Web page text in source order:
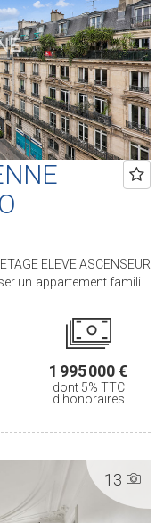
Midi - PARIS 6 Agence
6 Agence Rennes/Saint-
OFFERTE SOUS 24 H).
ELEVE ASCENSEUR
avec son parquet,
ETAGE avec
une salle à manger,
une salle de bains,
Deux caves
- 59 rue du Cherche-Midi
rue de Sèvres - PARIS 6
de Rennes - PARIS 6
Motte-Picquet - PARIS 7
1 995 000 €
dont 5% TTC
d'honoraires
13